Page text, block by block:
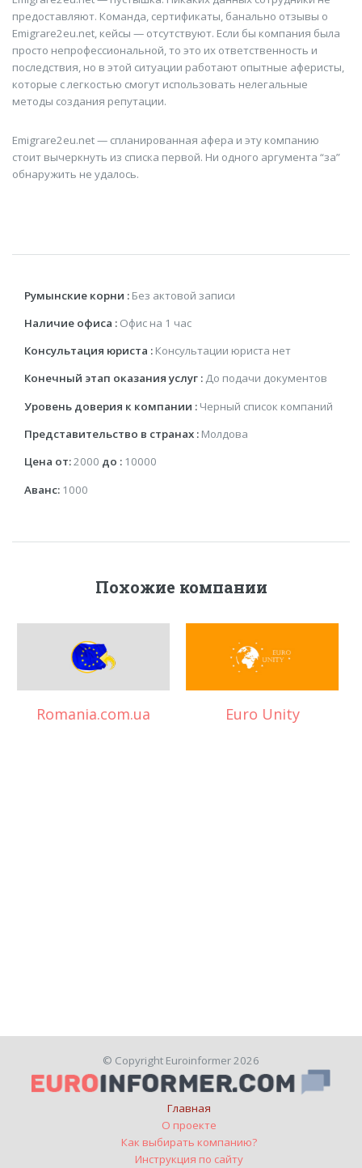
предоставляют. Команда, сертификаты, банально отзывы о
Emigrare2eu.net, кейсы — отсутствуют. Если бы компания была
просто непрофессиональной, то это их ответственность и
последствия, но в этой ситуации работают опытные аферисты,
которые с легкостью смогут использовать нелегальные
методы создания репутации.
Emigrare2eu.net — спланированная афера и эту компанию
стоит вычеркнуть из списка первой. Ни одного аргумента “за”
обнаружить не удалось.
Румынские корни : Без актовой записи
Наличие офиса : Офис на 1 час
Консультация юриста : Консультации юриста нет
Конечный этап оказания услуг : До подачи документов
Уровень доверия к компании : Черный список компаний
Представительство в странах : Молдова
Цена от:2000 до : 10000
Аванс: 1000
Похожие компании
Euro Unity World-Pass
© Copyright Euroinformer 2026
Главная
О проекте
Как выбирать компанию?
Инструкция по сайту